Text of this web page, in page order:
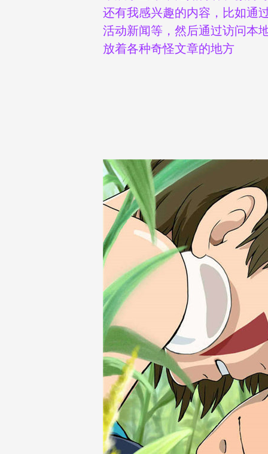
还有我感兴趣的内容，比如通
活动新闻等，然后通过访问本
放着各种奇怪文章的地方